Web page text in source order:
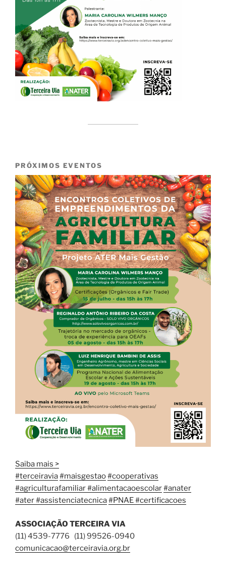
#terceiravia
#agriculturafamiliar #alimentacaoescolar
#ater #assistenciatecnica#PNAE #certificacoes
(11) 4539-7776 (11) 99526-0940
comunicacao@terceiravia.org.br